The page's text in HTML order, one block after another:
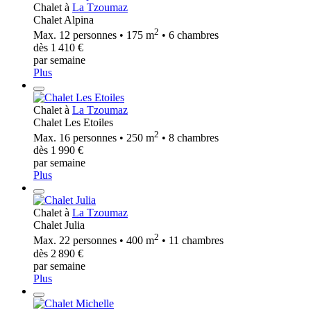
Chalet à La Tzoumaz
Chalet Alpina
Max. 12 personnes • 175 m2 • 6 chambres
dès 1 410 €
par semaine
Plus
Chalet à La Tzoumaz
Chalet Les Etoiles
Max. 16 personnes • 250 m2 • 8 chambres
dès 1 990 €
par semaine
Plus
Chalet à La Tzoumaz
Chalet Julia
Max. 22 personnes • 400 m2 • 11 chambres
dès 2 890 €
par semaine
Plus